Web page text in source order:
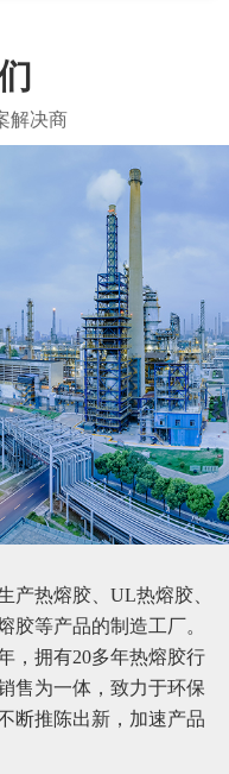
产热熔胶、UL热熔胶、
胶等产品的制造工厂。
，拥有20多年热熔胶行
售为一体，致力于环保
断推陈出新，加速产品